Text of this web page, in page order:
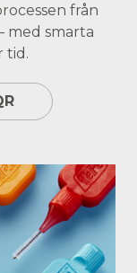
från
med smarta
tid.